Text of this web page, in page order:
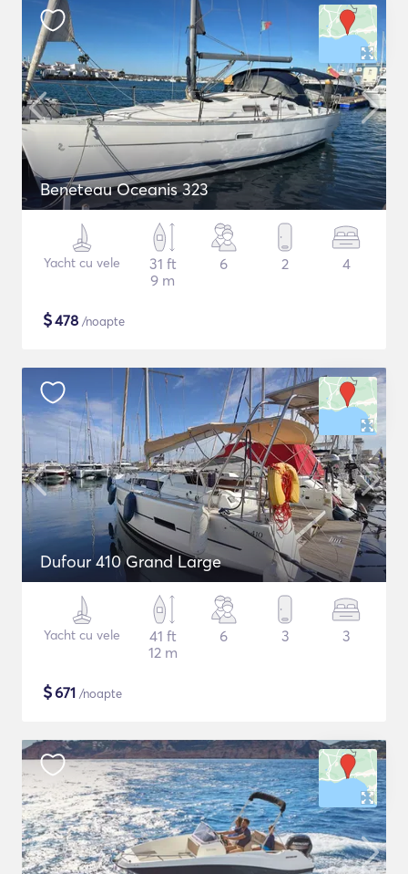
Beneteau Oceanis 323
Yacht cu vele
31 ft
9 m
6 2 4
$478 /noapte
Dufour 410 Grand Large
Yacht cu vele
41 ft
12 m
6 3 3
$671 /noapte